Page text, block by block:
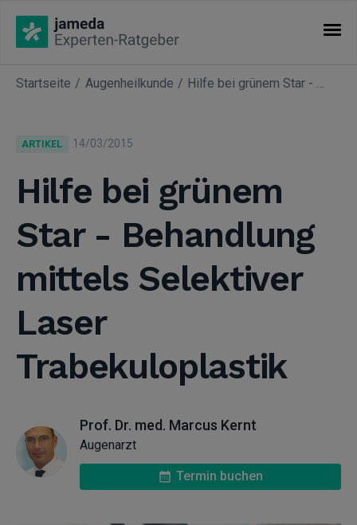
KATEGORIEN
Fachgebiete
Startseite Augenheilkunde Hilfe bei grünem Star - Behandlung mittels Selektiver Laser Trabekuloplastik
ARTIKEL 14/03/2015
Hilfe bei grünem
Star - Behandlung
mittels Selektiver
Laser
Trabekuloplastik
Prof. Dr. med. Marcus Kernt
Augenarzt
Termin buchen